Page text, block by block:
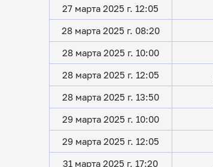
27 марта 2025 г. 12:05
28 марта 2025 г. 08:20
28 марта 2025 г. 10:00
28 марта 2025 г. 12:05
28 марта 2025 г. 13:50
29 марта 2025 г. 10:00
29 марта 2025 г. 12:05
31 марта 2025 г. 17:20